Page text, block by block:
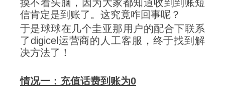
摸不着头脑，因为大家都知道收到到账短
信肯定是到账了。这究竟咋回事呢？
于是球球在几个圭亚那用户的配合下联系
了digicel运营商的人工客服，终于找到解
决方法了！
情况一：充值话费到账为0